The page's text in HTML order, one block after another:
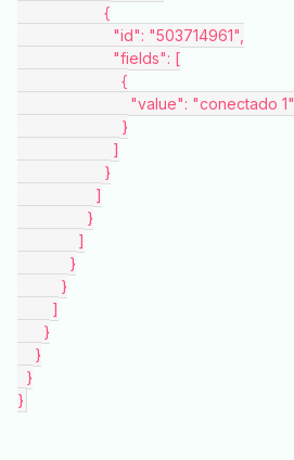
                    {
                      "id": "503714961",
                      "fields": [
                        {
                          "value": "conectado 1"
                        }
                      ]
                    }
                  ]
                }
              ]
            }
          }
        ]
      }
    }
  }
}